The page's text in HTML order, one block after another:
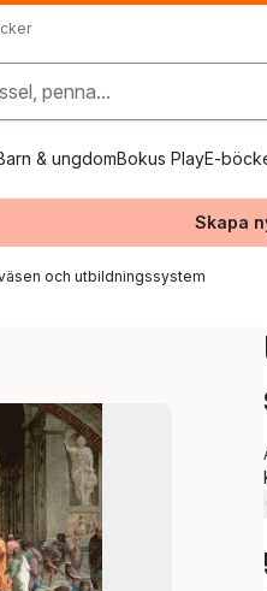
penna...
& ungdomBokus PlayE-
Skapa
och utbildningssystem